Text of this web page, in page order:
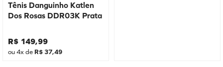
Tênis Danguinho Katlen
Dos Rosas DDR03K Prata
R$ 149,99
ou4x de R$ 37,49